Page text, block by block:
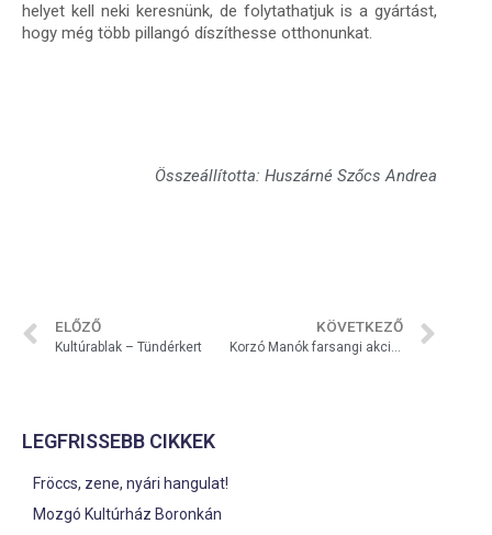
helyet kell neki keresnünk, de folytathatjuk is a gyártást,
hogy még több pillangó díszíthesse otthonunkat.
Összeállította: Huszárné Szőcs Andrea
ELŐZŐ
Kultúrablak – Tündérkert
KÖVETKEZŐ
LEGFRISSEBB CIKKEK
Fröccs, zene, nyári hangulat!
Mozgó Kultúrház Boronkán